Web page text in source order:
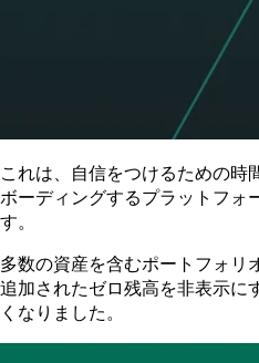
これは、自信をつけるための時
ボーディングするプラットフォ
す。
多数の資産を含むポートフォリ
追加されたゼロ残高を非表示に
くなりました。